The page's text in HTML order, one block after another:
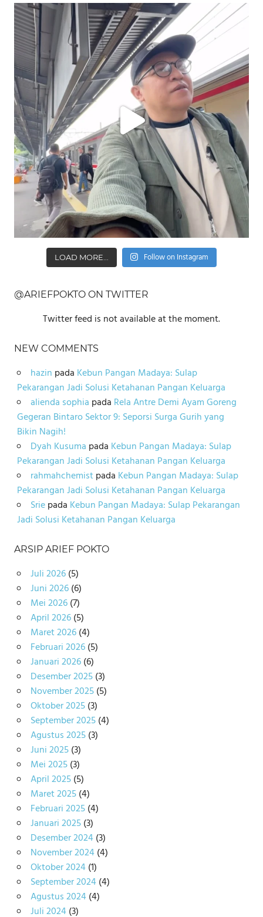
LOAD MORE... Follow on Instagram
@ARIEFPOKTO ON TWITTER
Twitter feed is not available at the moment.
NEW COMMENTS
hazin pada Kebun Pangan Madaya: Sulap
Pekarangan Jadi Solusi Ketahanan Pangan Keluarga
alienda sophia pada Rela Antre Demi Ayam Goreng
Gegeran Bintaro Sektor 9: Seporsi Surga Gurih yang
Bikin Nagih!
Dyah Kusuma pada Kebun Pangan Madaya: Sulap
Pekarangan Jadi Solusi Ketahanan Pangan Keluarga
rahmahchemistpada Kebun Pangan Madaya: Sulap
Pekarangan Jadi Solusi Ketahanan Pangan Keluarga
Sriepada Kebun Pangan Madaya: Sulap Pekarangan
Jadi Solusi Ketahanan Pangan Keluarga
ARSIP ARIEF POKTO
Juli 2026(5)
Juni 2026(6)
Mei 2026(7)
April 2026(5)
Maret 2026(4)
Februari 2026(5)
Januari 2026(6)
Desember 2025(3)
November 2025(5)
Oktober 2025(3)
September 2025(4)
Agustus 2025(3)
Juni 2025(3)
Mei 2025(3)
April 2025(5)
Maret 2025(4)
Februari 2025(4)
Januari 2025(3)
Desember 2024(3)
November 2024(4)
Oktober 2024(1)
September 2024(4)
Agustus 2024(4)
Juli 2024(3)